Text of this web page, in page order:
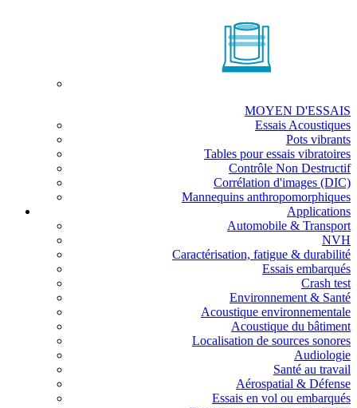
MOYEN D'ESSAIS
Essais Acoustiques
Pots vibrants
Tables pour essais vibratoires
Contrôle Non Destructif
Corrélation d'images (DIC)
Mannequins anthropomorphiques
Applications
Automobile & Transport
NVH
Caractérisation, fatigue & durabilité
Essais embarqués
Crash test
Environnement & Santé
Acoustique environnementale
Acoustique du bâtiment
Localisation de sources sonores
Audiologie
Santé au travail
Aérospatial & Défense
Essais en vol ou embarqués